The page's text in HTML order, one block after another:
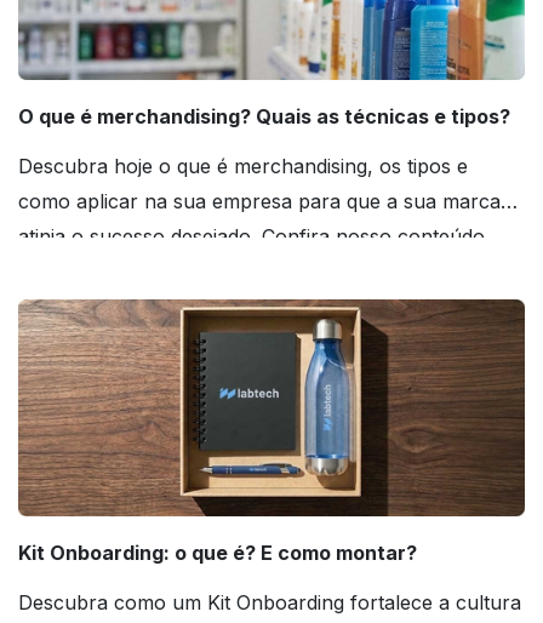
O que é merchandising? Quais as técnicas e tipos?
Descubra hoje o que é merchandising, os tipos e
como aplicar na sua empresa para que a sua marca
atinja o sucesso desejado. Confira nosso conteúdo
Kit Onboarding: o que é? E como montar?
Descubra como um Kit Onboarding fortalece a cultura